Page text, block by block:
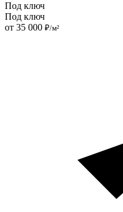
Под ключ
Под ключ
от 35 000 ₽/м²